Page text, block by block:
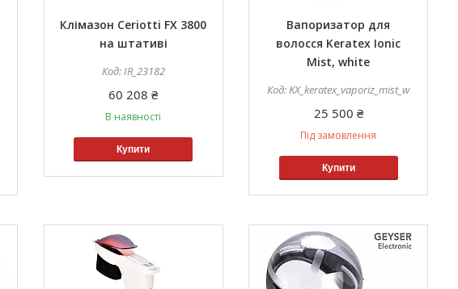
Клімазон Ceriotti FX 3800
на штативі
IR_23182
60 208 ₴
В наявності
Купити
Вапоризатор для
волосся Keratex Ionic
Mist, white
KX_keratex_vaporiz_mist_w
25 500 ₴
Під замовлення
Купити